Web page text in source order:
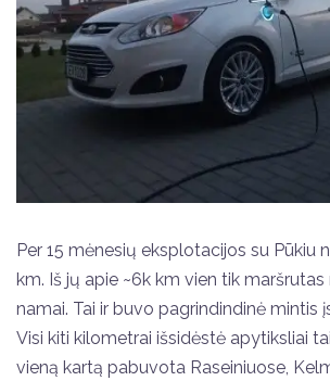
Per 15 mėnesių eksplotacijos su Pūkiu
km. Iš jų apie ~6k km vien tik maršrutas
namai. Tai ir buvo pagrindindinė mintis
Visi kiti kilometrai išsidėstė apytiksliai
vieną kartą pabuvota Raseiniuose,